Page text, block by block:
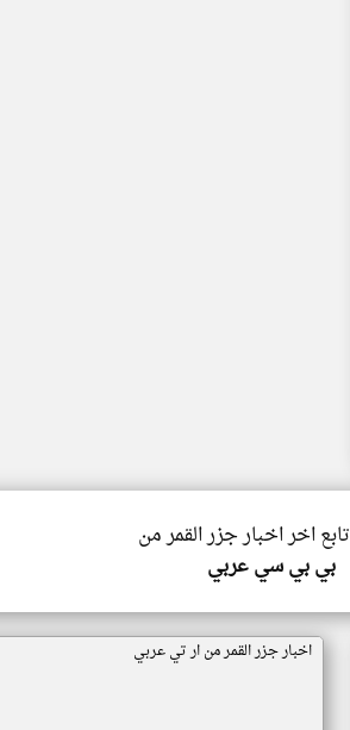
تابع اخر اخبار جزر القمر من
بي بي سي عربي
اخبار جزر القمر من ار تي عربي